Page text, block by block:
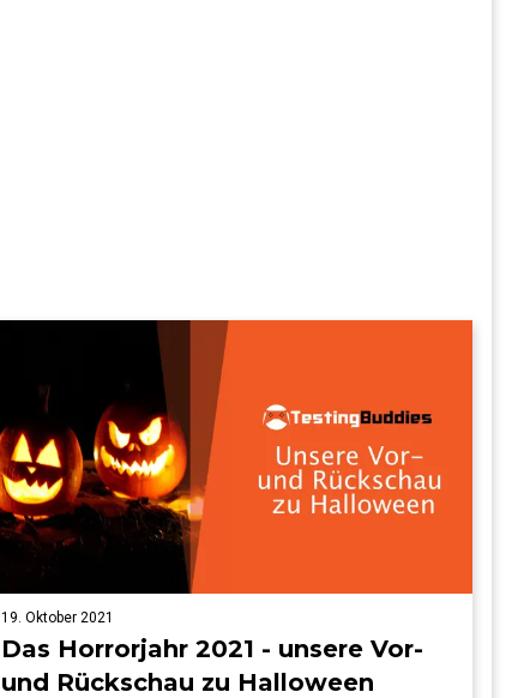
19. Oktober 2021
Das Horrorjahr 2021 - unsere Vor-
und Rückschau zu Halloween